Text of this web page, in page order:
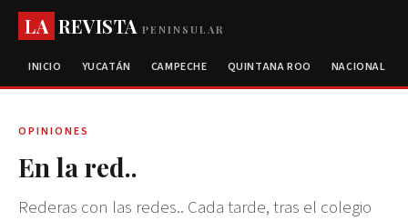
LA REVISTAPENINSULAR
INICIO YUCATÁN CAMPECHE QUINTANA ROO NACIONAL
OPINIONES
En la red..
Rederas con las redes.. Cada tarde, tras el colegio